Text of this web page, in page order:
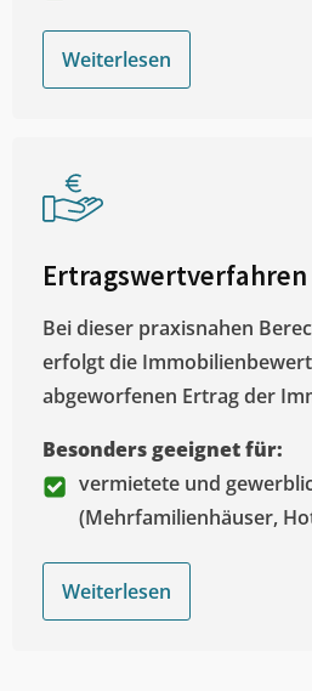
Weiterlesen
Ertragswertverfahren
Bei dieser praxisnahen
erfolgt die
abgeworfenen Ertrag der
Besonders geeignet für:
vermietete und
(Mehrfamilienhäuser,
Weiterlesen